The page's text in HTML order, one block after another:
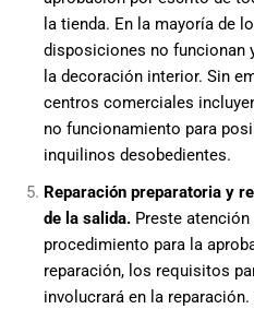
la tienda. En la mayoría de
disposiciones no funcionan
la decoración interior. Sin
centros comerciales
no funcionamiento para
inquilinos desobedientes.
Reparación preparatoria y
de la salida. Preste
procedimiento para la
reparación, los requisitos
involucrará en la